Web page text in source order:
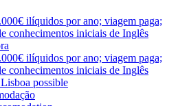
ilíquidos por ano; viagem paga;
conhecimentos iniciais de Inglês
ilíquidos por ano; viagem paga;
conhecimentos iniciais de Inglês
possible